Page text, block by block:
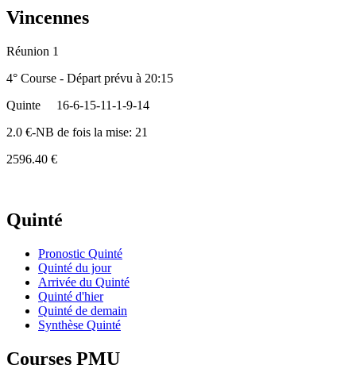
Vincennes
Réunion 1
4° Course - Départ prévu à 20:15
Quinte
16-6-15-11-1-9-14
2.0 €-NB de fois la mise: 21
2596.40 €
Quinté
Pronostic Quinté
Quinté du jour
Arrivée du Quinté
Quinté d'hier
Quinté de demain
Synthèse Quinté
Courses PMU